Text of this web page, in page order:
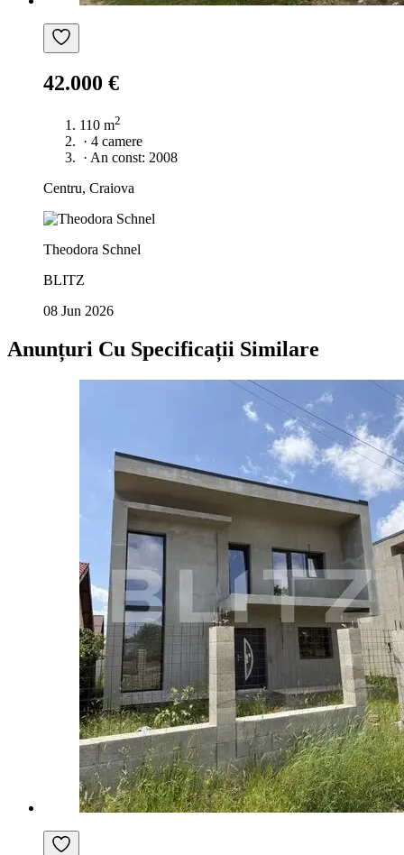
42.000 €
110 m2
· 4 camere
· An const: 2008
Centru, Craiova
Theodora Schnel
BLITZ
08 Jun 2026
Anunțuri Cu Specificații Similare